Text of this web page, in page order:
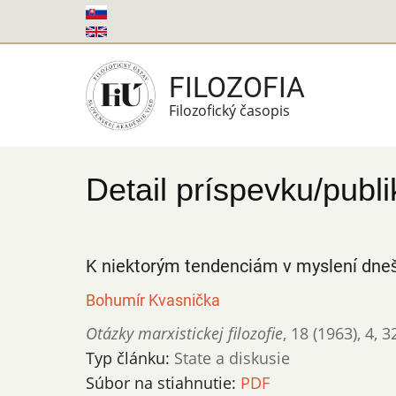
na
FILOZOFIA
Filozofický časopis
Detail príspevku/
K niektorým tendenciám v myslení
Bohumír Kvasnička
Otázky marxistickej filozofie, 18 (1963), 4,
Typ článku: State a diskusie
Súbor na stiahnutie: PDF